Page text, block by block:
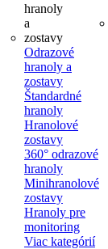
Odrazové
hranoly a
zostavy
Štandardné
hranoly
Hranolové
zostavy
360° odrazové
hranoly
Minihranolové
zostavy
Hranoly pre
monitoring
Viac kategórií